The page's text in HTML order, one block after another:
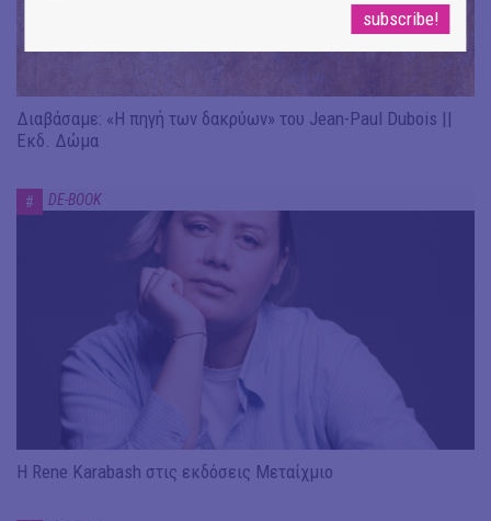
Διαβάσαμε: «Η πηγή των δακρύων» του Jean-Paul Dubois ||
Εκδ. Δώμα
# DE-BOOK
Η Rene Karabash στις εκδόσεις Μεταίχμιο